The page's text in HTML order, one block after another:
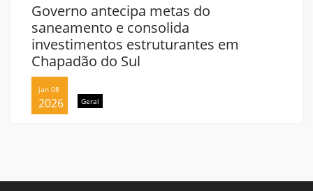
Governo antecipa metas do
saneamento e consolida
investimentos estruturantes em
Chapadão do Sul
jan 08
2026 Geral